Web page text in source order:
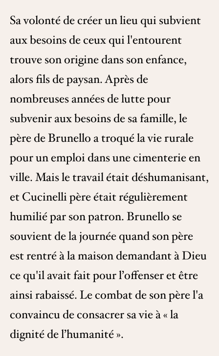
Sa volonté de créer un lieu qui subvient
aux besoins de ceux qui l'entourent
trouve son origine dans son enfance,
alors fils de paysan. Après de
nombreuses années de lutte pour
subvenir aux besoins de sa famille, le
père de Brunello a troqué la vie rurale
pour un emploi dans une cimenterie en
ville. Mais le travail était déshumanisant,
et Cucinelli père était régulièrement
humilié par son patron. Brunello se
souvient de la journée quand son père
est rentré à la maison demandant à Dieu
ce qu'il avait fait pour l’offenser et être
ainsi rabaissé. Le combat de son père l'a
convaincu de consacrer sa vie à « la
dignité de l’humanité ».